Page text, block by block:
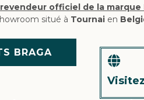
revendeur officiel de la marque
situé à Tournai en
BRAGA